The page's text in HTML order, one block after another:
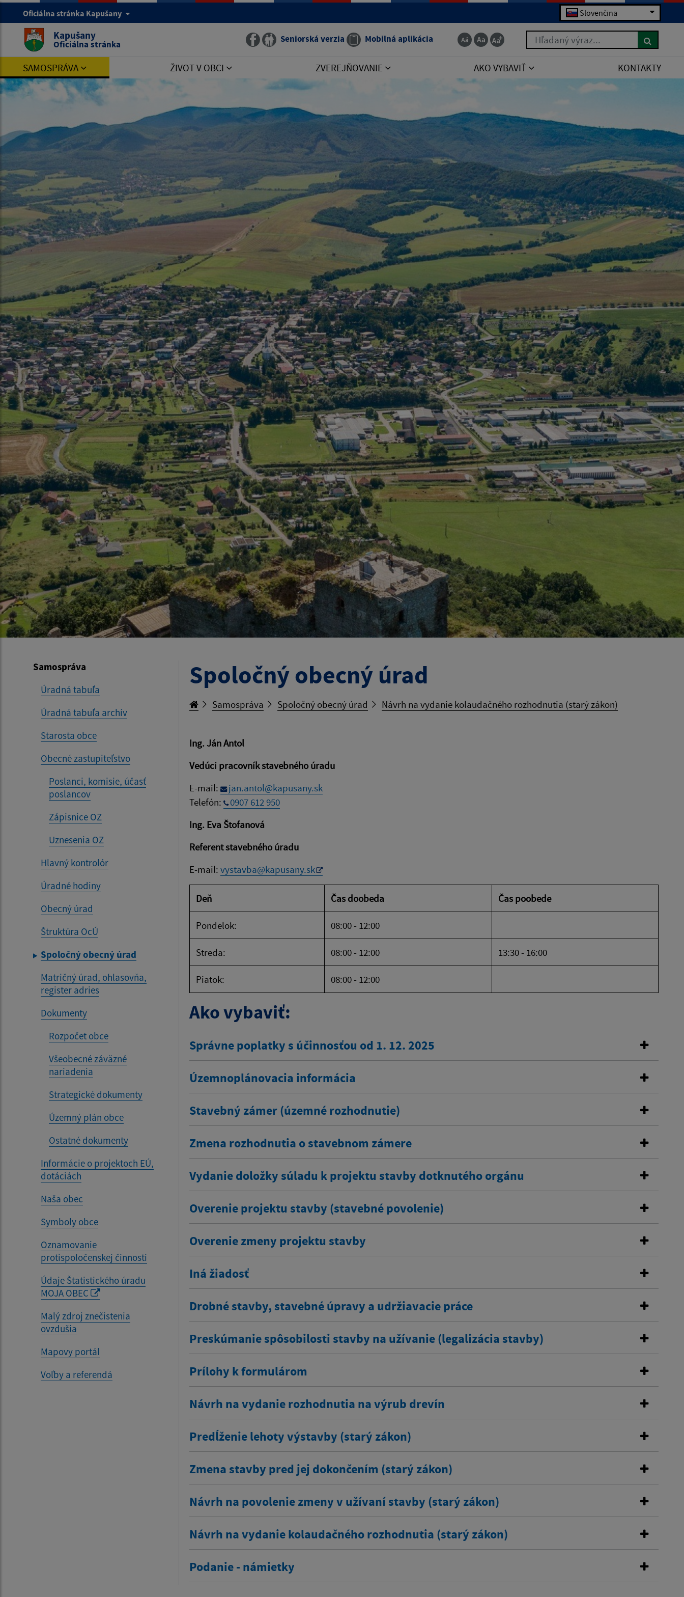
Oficiálna stránka Kapušany Slovenčina
Kapušany
Oficiálna stránka Seniorská verzia Mobilná aplikácia Hľadaný výraz...
SAMOSPRÁVA ŽIVOT V OBCI ZVEREJŇOVANIE AKO VYBAVIŤ KONTAKTY
Samospráva
Úradná tabuľa
Úradná tabuľa archív
Starosta obce
Obecné zastupiteľstvo
Poslanci, komisie, účasť
poslancov
Zápisnice OZ
Uznesenia OZ
Hlavný kontrolór
Úradné hodiny
Obecný úrad
Štruktúra OcÚ
Spoločný obecný úrad
Matričný úrad, ohlasovňa,
register adries
Dokumenty
Rozpočet obce
Všeobecné záväzné
nariadenia
Strategické dokumenty
Územný plán obce
Ostatné dokumenty
Informácie o projektoch EÚ,
dotáciách
Naša obec
Symboly obce
Oznamovanie
protispoločenskej činnosti
Údaje Štatistického úradu
MOJA OBEC
Malý zdroj znečistenia
ovzdušia
Mapovy portál
Voľby a referendá
Spoločný obecný úrad
Samospráva Spoločný obecný úrad Návrh na vydanie kolaudačného rozhodnutia (starý zákon)
Ing. Ján Antol
Vedúci pracovník stavebného úradu
E-mail:
jan.antol@kapusany.sk
Telefón:
0907 612 950
Ing. Eva Štofanová
Referent stavebného úradu
E-mail: vystavba@kapusany.sk
Deň Čas doobeda Čas poobede
Pondelok: 08:00 - 12:00
Streda: 08:00 - 12:00 13:30 - 16:00
Piatok: 08:00 - 12:00
Ako vybaviť:
Správne poplatky s účinnosťou od 1. 12. 2025
Územnoplánovacia informácia
Stavebný zámer (územné rozhodnutie)
Zmena rozhodnutia o stavebnom zámere
Vydanie doložky súladu k projektu stavby dotknutého orgánu
Overenie projektu stavby (stavebné povolenie)
Overenie zmeny projektu stavby
Iná žiadosť
Drobné stavby, stavebné úpravy a udržiavacie práce
Preskúmanie spôsobilosti stavby na užívanie (legalizácia stavby)
Prílohy k formulárom
Návrh na vydanie rozhodnutia na výrub drevín
Predĺženie lehoty výstavby (starý zákon)
Zmena stavby pred jej dokončením (starý zákon)
Návrh na povolenie zmeny v užívaní stavby (starý zákon)
Návrh na vydanie kolaudačného rozhodnutia (starý zákon)
Podanie - námietky